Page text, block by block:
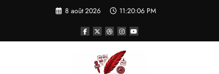
8 août 2026 11:20:07 PM